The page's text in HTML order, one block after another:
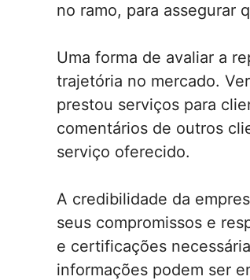
no ramo, para assegurar
Uma forma de avaliar a
trajetória no mercado.
prestou serviços para
comentários de outros
serviço oferecido.
A credibilidade da
seus compromissos e
e certificações
informações podem ser